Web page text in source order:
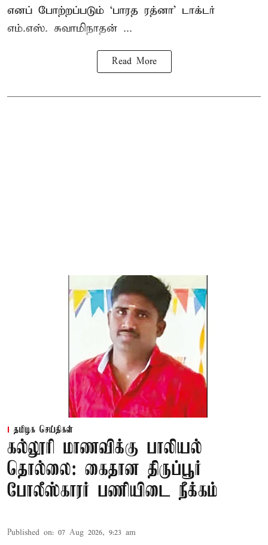
எனப் போற்றப்படும் ‘பாரத ரத்னா’ டாக்டர்
எம்.எஸ். சுவாமிநாதன் ...
Read More
தமிழக செய்திகள்
கல்லூரி மாணவிக்கு பாலியல்
தொல்லை: கைதான திருப்பூர்
போலீஸ்காரர் பணியிடை நீக்கம்
Published on: 07 Aug 2026, 9:23 am